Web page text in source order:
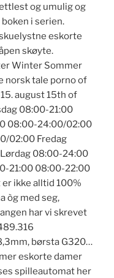
og umulig og
i serien.
eskorte
skøyte.
Winter Sommer
norsk tale porno of
august 15th of
08:00-21:00
08:00-24:00/02:00
02:00 Fredag
08:00-24:00
21:00 08:00-22:00
ikke alltid 100%
òg med seg,
har vi skrevet
børsta G320…
eskorte damer
spilleautomat her